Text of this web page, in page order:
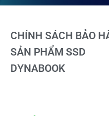
CHÍNH SÁCH BẢO
SẢN PHẨM SSD
DYNABOOK